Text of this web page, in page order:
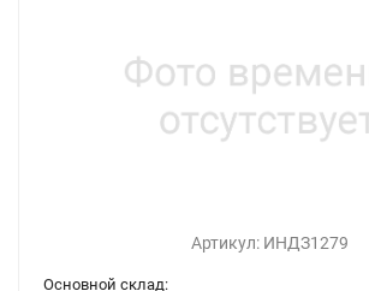
Артикул: ИНДЗ1279
Основной склад: